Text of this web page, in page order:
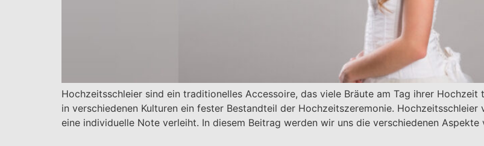
Hochzeitsschleier sind ein traditionelles Accessoire, das viele Bräute am Tag ihrer
in verschiedenen Kulturen ein fester Bestandteil der Hochzeitszeremonie.
eine individuelle Note verleiht. In diesem Beitrag werden wir uns die verschiedenen